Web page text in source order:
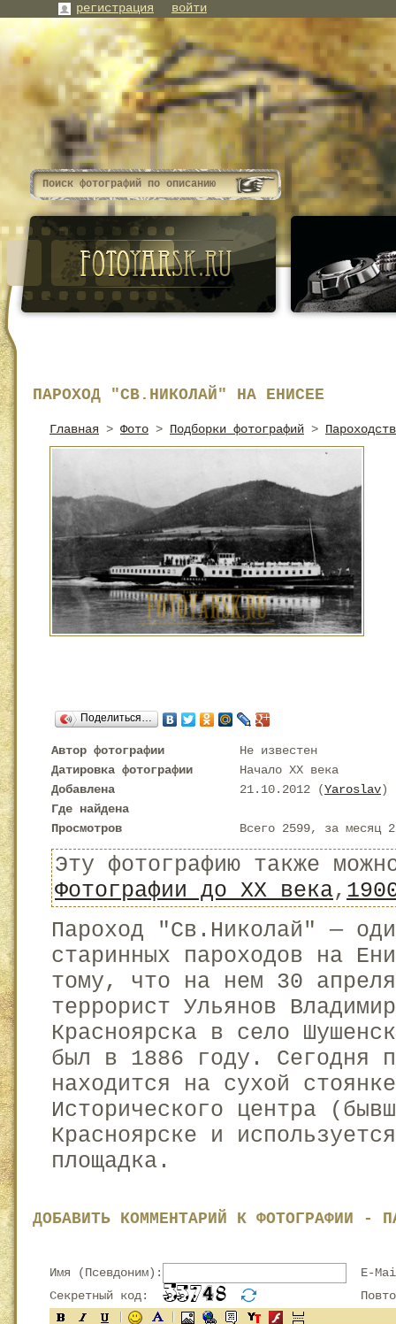
ПАРОХОД "СВ.НИКОЛАЙ" НА ЕНИСЕЕ
Главная > Фото > Подборки фотографий >
Поделиться…
Автор фотографии
Не известен
Датировка фотографии
Начало XX века
Добавлена
21.10.2012 (Yaroslav)
Где найдена
Просмотров
Всего 2599, за месяц
Эту фотографию также
Фотографии до XX века,
Пароход "Св.Николай" —
старинных пароходов на
тому, что на нем 30
террорист Ульянов
Красноярска в село
был в 1886 году. Сегодня
находится на сухой
Исторического центра
Красноярске и
площадка.
ДОБАВИТЬ КОММЕНТАРИЙ К ФОТОГРАФИИ -
Имя (Псевдоним):
E-
Секретный код:
регистрация войти